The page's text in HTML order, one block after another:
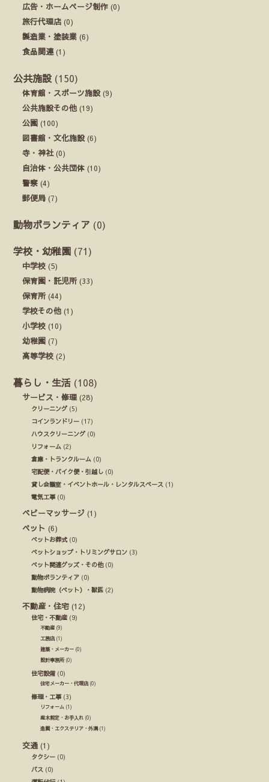
広告・ホームページ制作 (0)
旅行代理店 (0)
製造業・塗装業 (6)
食品関連 (1)
公共施設 (150)
体育館・スポーツ施設(9)
公共施設その他 (19)
公園 (100)
図書館・文化施設(6)
寺・神社(0)
自治体・公共団体 (10)
警察 (4)
郵便局 (7)
動物ボランティア (0)
学校・幼稚園 (71)
中学校 (5)
保育園・託児所(33)
保育所(44)
学校その他 (1)
小学校 (10)
幼稚園 (7)
高等学校 (2)
暮らし・生活 (108)
サービス・修理 (28)
クリーニング(5)
コインランドリー (17)
ハウスクリーニング(0)
リフォーム (2)
倉庫・トランクルーム (0)
宅配便・バイク便・引越し (0)
貸し会議室・イベントホール・レンタルスペース (1)
電気工事(0)
ベビーマッサージ (1)
ペット (6)
ペットお葬式(0)
ペットショップ・トリミングサロン (3)
ペット関連グッズ・その他(0)
動物ボランティア (0)
動物病院（ペット）・獣医 (2)
不動産・住宅 (12)
住宅・不動産 (9)
不動産 (9)
工務店 (1)
建築・メーカー (0)
設計事務所(0)
住宅設備(0)
住宅メーカー・代理店 (0)
修理・工事(3)
リフォーム (1)
庭木剪定・お手入れ (0)
造園・エクステリア・外溝(1)
交通 (1)
タクシー (0)
バス (0)